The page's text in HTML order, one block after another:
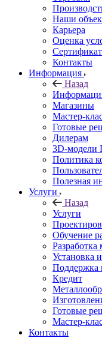
Наши
Карьера
Оценка
Контакты
Информация
Назад
Магазины
Мастер-
Готовые
Дилерам
3D-модели
Политика
Полезная
Услуги
Назад
Услуги
Обучение
Установка
Поддержка
Кредит
Готовые
Мастер-
Контакты